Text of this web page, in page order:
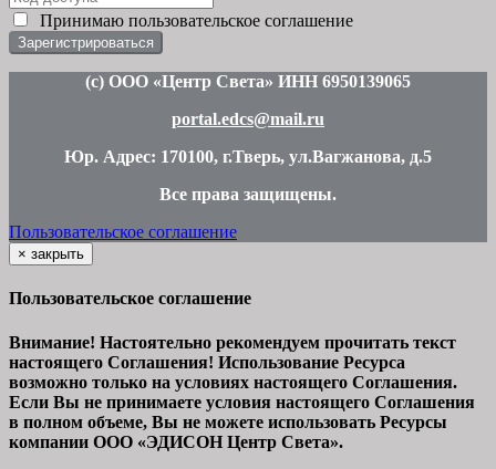
Принимаю пользовательское соглашение
(c) ООО «Центр Света» ИНН 6950139065
portal.edcs@mail.ru
Юр. Адрес: 170100, г.Тверь, ул.Вагжанова, д.5
Все права защищены.
Пользовательское соглашение
× закрыть
Пользовательское соглашение
Внимание! Настоятельно рекомендуем прочитать текст
настоящего Соглашения! Использование Ресурса
возможно только на условиях настоящего Соглашения.
Если Вы не принимаете условия настоящего Соглашения
в полном объеме, Вы не можете использовать Ресурсы
компании ООО «ЭДИСОН Центр Света».